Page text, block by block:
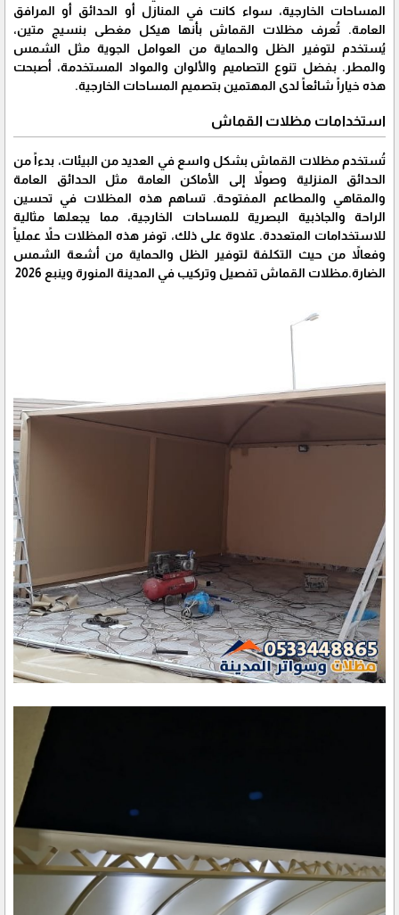
المساحات الخارجية، سواء كانت في المنازل أو الحدائق أو المرافق
العامة. تُعرف مظلات القماش بأنها هيكل مغطى بنسيج متين،
يُستخدم لتوفير الظل والحماية من العوامل الجوية مثل الشمس
والمطر. بفضل تنوع التصاميم والألوان والمواد المستخدمة، أصبحت
هذه خياراً شائعاً لدى المهتمين بتصميم المساحات الخارجية.
استخدامات مظلات القماش
تُستخدم مظلات القماش بشكل واسع في العديد من البيئات، بدءاً من
الحدائق المنزلية وصولاً إلى الأماكن العامة مثل الحدائق العامة
والمقاهي والمطاعم المفتوحة. تساهم هذه المظلات في تحسين
الراحة والجاذبية البصرية للمساحات الخارجية، مما يجعلها مثالية
للاستخدامات المتعددة. علاوة على ذلك، توفر هذه المظلات حلاً عملياً
وفعالاً من حيث التكلفة لتوفير الظل والحماية من أشعة الشمس
الضارة.مظلات القماش تفصيل وتركيب في المدينة المنورة وينبع 2026